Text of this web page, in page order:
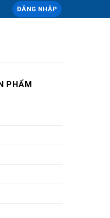
ĐĂNG NHẬP
PHẨM